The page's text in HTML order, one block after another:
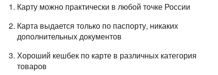
Карту можно практически в любой точке России
Карта выдается только по паспорту, никаких
дополнительных документов
Хороший кешбек по карте в различных категория
товаров